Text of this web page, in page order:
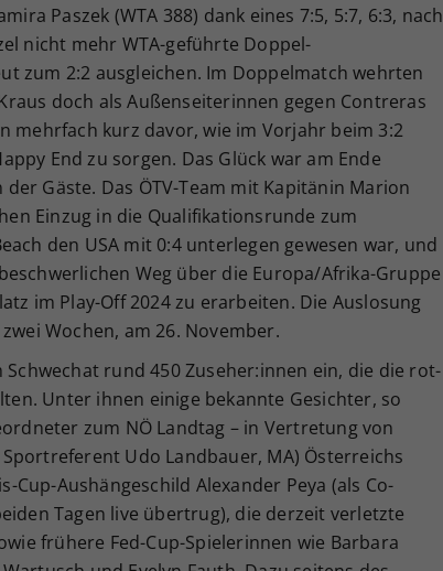
Paszek (WTA 388) dank eines 7:5, 5:7, 6:3, nach
nicht mehr WTA-geführte Doppel-
zum 2:2 ausgleichen. Im Doppelmatch wehrten
doch als Außenseiterinnen gegen Contreras
mehrfach kurz davor, wie im Vorjahr beim 3:2
End zu sorgen. Das Glück war am Ende
Gäste. Das ÖTV-Team mit Kapitänin Marion
Einzug in die Qualifikationsrunde zum
den USA mit 0:4 unterlegen gewesen war, und
Weg über die Europa/Afrika-Gruppe
im Play-Off 2024 zu erarbeiten. Die Auslosung
Wochen, am 26. November.
rund 450 Zuseher:innen ein, die die rot-
Unter ihnen einige bekannte Gesichter, so
zum NÖ Landtag – in Vertretung von
Udo Landbauer, MA) Österreichs
Cup-Aushängeschild Alexander Peya (als Co-
Tagen live übertrug), die derzeit verletzte
frühere Fed-Cup-Spielerinnen wie Barbara